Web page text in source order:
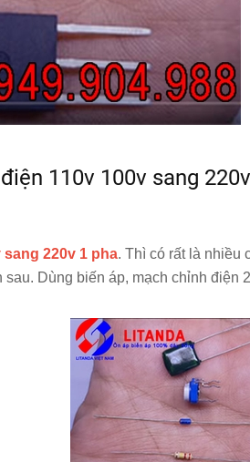
110v 100v sang
220v 1 pha. Thì có rất là nhiều
Dùng biến áp, mạch chỉnh điện